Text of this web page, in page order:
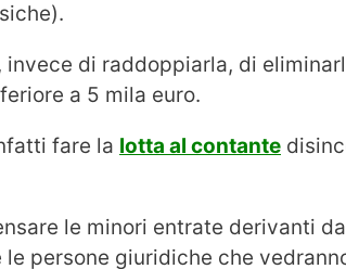
invece di raddoppiarla, di
a 5 mila euro.
fare la lotta al contante
le minori entrate derivanti
persone giuridiche che